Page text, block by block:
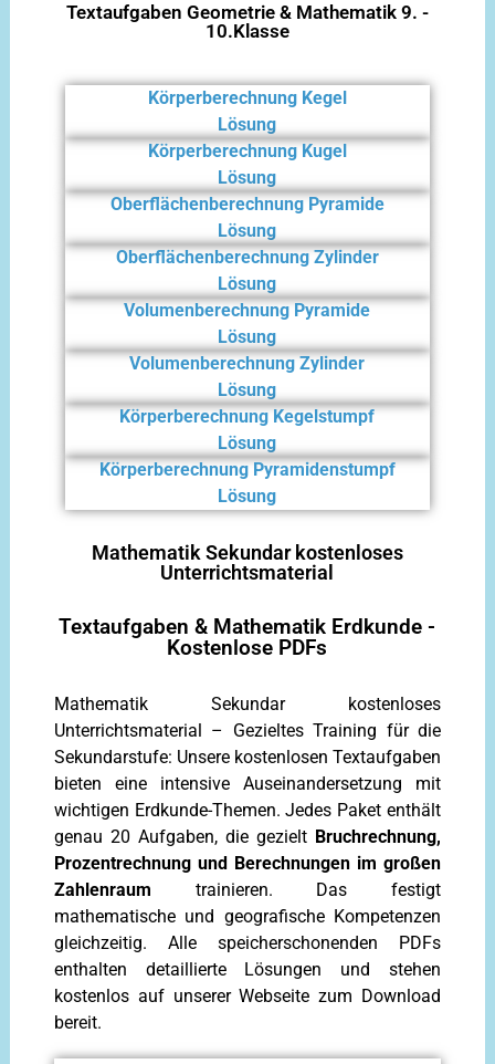
Textaufgaben Geometrie & Mathematik 9. -
10.Klasse
Körperberechnung Kegel
Lösung
Körperberechnung Kugel
Lösung
Oberflächenberechnung Pyramide
Lösung
Oberflächenberechnung Zylinder
Lösung
Volumenberechnung Pyramide
Lösung
Volumenberechnung Zylinder
Lösung
Körperberechnung Kegelstumpf
Lösung
Körperberechnung Pyramidenstumpf
Lösung
Mathematik Sekundar kostenloses
Unterrichtsmaterial
Textaufgaben & Mathematik Erdkunde -
Kostenlose PDFs
Mathematik Sekundar kostenloses
Unterrichtsmaterial – Gezieltes Training für die
Sekundarstufe: Unsere kostenlosen Textaufgaben
bieten eine intensive Auseinandersetzung mit
wichtigen Erdkunde-Themen. Jedes Paket enthält
genau 20 Aufgaben, die gezielt Bruchrechnung,
Prozentrechnung und Berechnungen im großen
Zahlenraum trainieren. Das festigt
mathematische und geografische Kompetenzen
gleichzeitig. Alle speicherschonenden PDFs
enthalten detaillierte Lösungen und stehen
kostenlos auf unserer Webseite zum Download
bereit.